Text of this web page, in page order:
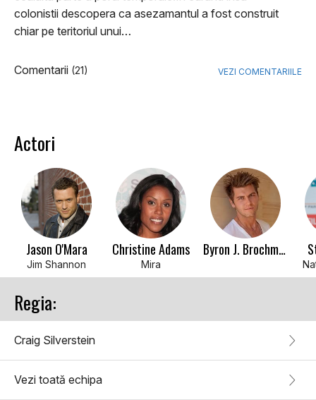
colonistii descopera ca asezamantul a fost construit
chiar pe teritoriul unui…
Comentarii (21) VEZI COMENTARIILE
Actori
Jason O'Mara
Jim Shannon
Christine Adams
Mira
Byron J. Brochmann
Regia:
Craig Silverstein
Vezi toată echipa